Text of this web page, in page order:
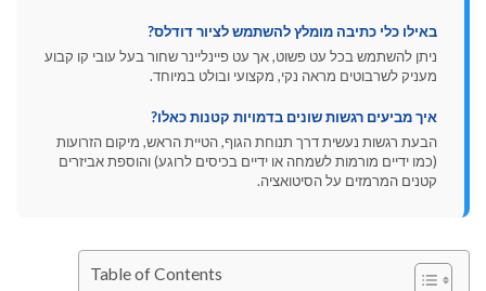
באילו כלי כתיבה מומלץ להשתמש לציור דודלס?
ניתן להשתמש בכל עט פשוט, אך עט פיינליינר שחור בעל עובי קו קבוע
מעניק לשרבוטים מראה נקי, מקצועי ובולט במיוחד.
איך מביעים רגשות שונים בדמויות קטנות כאלו?
הבעת רגשות נעשית דרך תנוחת הגוף, הטיית הראש, מיקום הזרועות
(כמו ידיים מורמות לשמחה או ידיים בכיסים לרוגע) והוספת אביזרים
קטנים המרמזים על הסיטואציה.
Table of Contents